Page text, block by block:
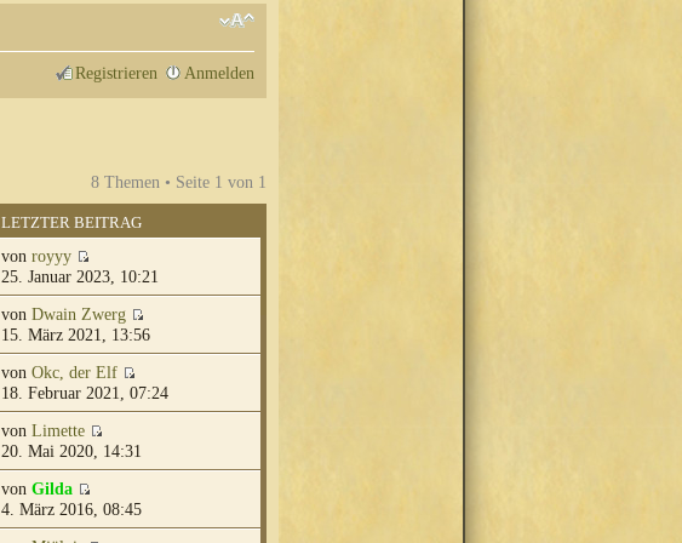
Registrieren Anmelden
8 Themen • Seite 1 von 1
LETZTER BEITRAG
von royyy
25. Januar 2023, 10:21
von Dwain Zwerg
15. März 2021, 13:56
von Okc, der Elf
18. Februar 2021, 07:24
von Limette
20. Mai 2020, 14:31
von Gilda
4. März 2016, 08:45